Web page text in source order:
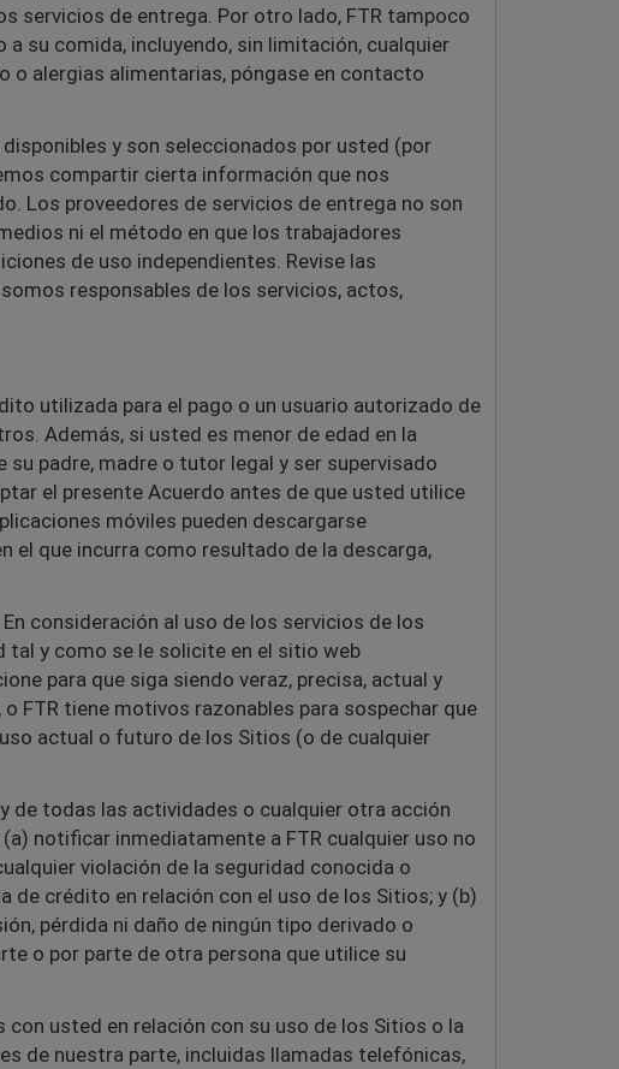
servicios de entrega. Por otro lado, FTR tampoco
su comida, incluyendo, sin limitación, cualquier
o alergias alimentarias, póngase en contacto
y son seleccionados por usted (por
compartir cierta información que nos
Los proveedores de servicios de entrega no son
ni el método en que los trabajadores
de uso independientes. Revise las
responsables de los servicios, actos,
utilizada para el pago o un usuario autorizado de
Además, si usted es menor de edad en la
padre, madre o tutor legal y ser supervisado
el presente Acuerdo antes de que usted utilice
móviles pueden descargarse
el que incurra como resultado de la descarga,
consideración al uso de los servicios de los
tal y como se le solicite en el sitio web
para que siga siendo veraz, precisa, actual y
FTR tiene motivos razonables para sospechar que
actual o futuro de los Sitios (o de cualquier
de todas las actividades o cualquier otra acción
notificar inmediatamente a FTR cualquier uso no
violación de la seguridad conocida o
de crédito en relación con el uso de los Sitios; y (b)
pérdida ni daño de ningún tipo derivado o
o por parte de otra persona que utilice su
usted en relación con su uso de los Sitios o la
de nuestra parte, incluidas llamadas telefónicas,